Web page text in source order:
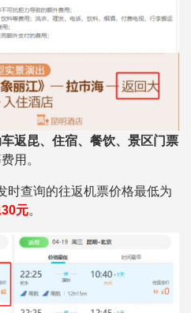
返昆、住宿、餐饮、景区门票
用。
时查询的往返机票价格最低为
元。